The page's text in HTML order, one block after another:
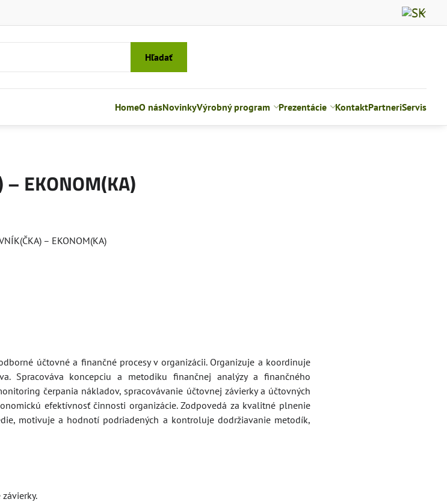
Hľadať
HomeO násNovinkyVýrobný program Prezentácie KontaktPartneriServis
– EKONOM(KA)
– EKONOM(KA)
účtovné a finančné procesy v organizácii. Organizuje a koordinuje
Spracováva koncepciu a metodiku finančnej analýzy a finančného
čerpania nákladov, spracovávanie účtovnej závierky a účtovných
efektívnosť činnosti organizácie. Zodpovedá za kvalitné plnenie
motivuje a hodnotí podriadených a kontroluje dodržiavanie metodík,